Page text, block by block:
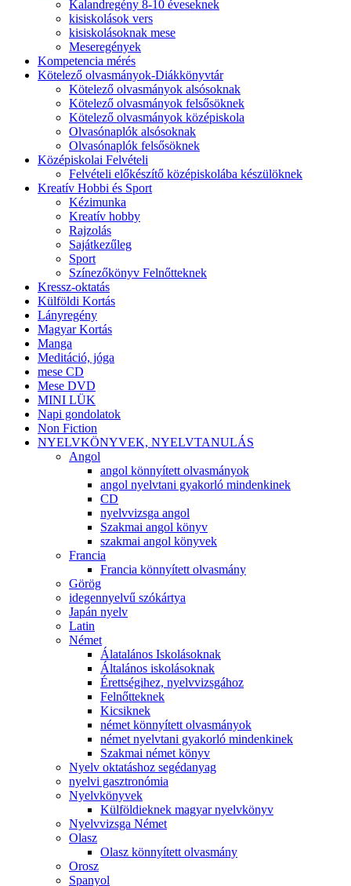
Kalandregény 8-10 éveseknek
kisiskolások vers
kisiskolásoknak mese
Meseregények
Kompetencia mérés
Kötelező olvasmányok-Diákkönyvtár
Kötelező olvasmányok alsósoknak
Kötelező olvasmányok felsősöknek
Kötelező olvasmányok középiskola
Olvasónaplók alsósoknak
Olvasónaplók felsősöknek
Középiskolai Felvételi
Felvételi előkészítő középiskolába készülöknek
Kreatív Hobbi és Sport
Kézimunka
Kreatív hobby
Rajzolás
Sajátkezűleg
Sport
Színezőkönyv Felnőtteknek
Kressz-oktatás
Külföldi Kortás
Lányregény
Magyar Kortás
Manga
Meditáció, jóga
mese CD
Mese DVD
MINI LÜK
Napi gondolatok
Non Fiction
NYELVKÖNYVEK, NYELVTANULÁS
Angol
angol könnyített olvasmányok
angol nyelvtani gyakorló mindenkinek
CD
nyelvvizsga angol
Szakmai angol könyv
szakmai angol könyvek
Francia
Francia könnyített olvasmány
Görög
idegennyelvű szókártya
Japán nyelv
Latin
Német
Álatalános Iskolásoknak
Általános iskolásoknak
Érettségihez, nyelvvizsgához
Felnőtteknek
Kicsiknek
német könnyített olvasmányok
német nyelvtani gyakorló mindenkinek
Szakmai német könyv
Nyelv oktatáshoz segédanyag
nyelvi gasztronómia
Nyelvkönyvek
Külföldieknek magyar nyelvkönyv
Nyelvvizsga Német
Olasz
Olasz könnyített olvasmány
Orosz
Spanyol